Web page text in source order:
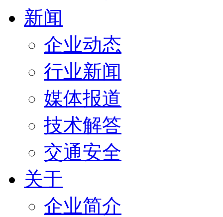
新闻
企业动态
行业新闻
媒体报道
技术解答
交通安全
关于
企业简介